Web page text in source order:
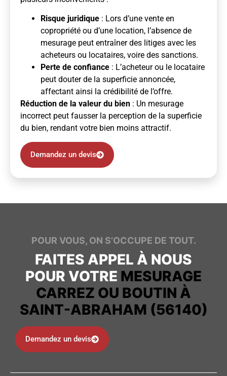
Risque juridique : Lors d’une vente en
copropriété ou d’une location, l’absence de
mesurage peut entraîner des litiges avec les
acheteurs ou locataires, voire des sanctions.
Perte de confiance : L’acheteur ou le locataire
peut douter de la superficie annoncée,
affectant ainsi la crédibilité de l’offre.
Réduction de la valeur du bien : Un mesurage
incorrect peut fausser la perception de la superficie
du bien, rendant votre bien moins attractif.
Demandez un devis
POUR VOUS, ON S’OCCUPE DE TOUT.
FAITES APPEL À NOUS
POUR VOTRE MESURAGE
CARREZ OU BOUTIN À
SAINT-ABRAHAM (56140)
Demandez un devis